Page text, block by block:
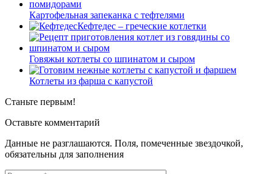
Картофельная запеканка с тефтелями
Кефтедес – греческие котлетки
Говяжьи котлеты со шпинатом и сыром
Котлеты из фарша с капустой
Станьте первым!
Оставьте комментарий
Данные не разглашаются. Поля, помеченные звездочкой,
обязательны для заполнения